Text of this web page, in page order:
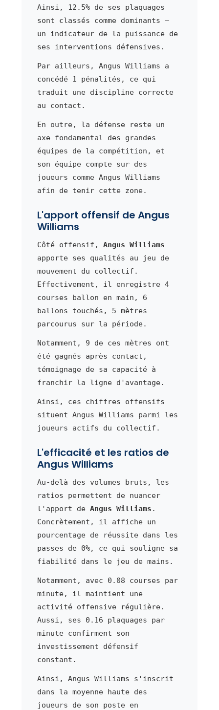
Ainsi, 12.5% de ses plaquages
sont classés comme dominants —
un indicateur de la puissance de
ses interventions défensives.
Par ailleurs, Angus Williams a
concédé 1 pénalités, ce qui
traduit une discipline correcte
au contact.
En outre, la défense reste un
axe fondamental des grandes
équipes de la compétition, et
son équipe compte sur des
joueurs comme Angus Williams
afin de tenir cette zone.
L'apport offensif de Angus
Williams
Côté offensif, Angus Williams
apporte ses qualités au jeu de
mouvement du collectif.
Effectivement, il enregistre 4
courses ballon en main, 6
ballons touchés, 5 mètres
parcourus sur la période.
Notamment, 9 de ces mètres ont
été gagnés après contact,
témoignage de sa capacité à
franchir la ligne d'avantage.
Ainsi, ces chiffres offensifs
situent Angus Williams parmi les
joueurs actifs du collectif.
L'efficacité et les ratios de
Angus Williams
Au-delà des volumes bruts, les
ratios permettent de nuancer
l'apport de Angus Williams .
Concrètement, il affiche un
pourcentage de réussite dans les
passes de 0%, ce qui souligne sa
fiabilité dans le jeu de mains.
Notamment, avec 0.08 courses par
minute, il maintient une
activité offensive régulière.
Aussi, ses 0.16 plaquages par
minute confirment son
investissement défensif
constant.
Ainsi, Angus Williams s'inscrit
dans la moyenne haute des
joueurs de son poste en